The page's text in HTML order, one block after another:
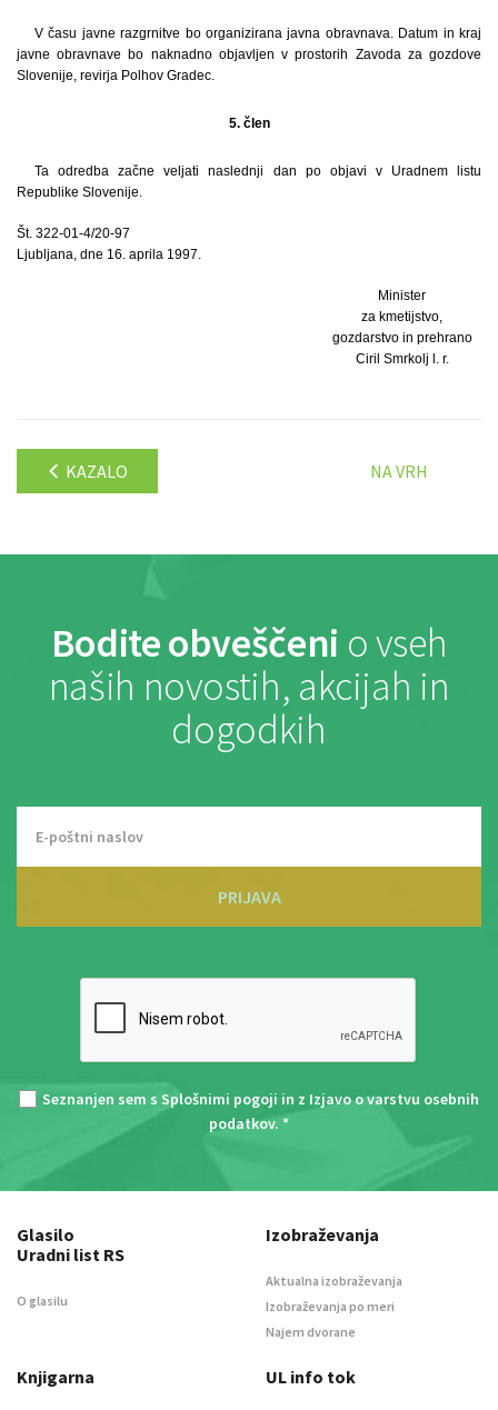
V času javne razgrnitve bo organizirana javna obravnava. Datum in kraj
javne obravnave bo naknadno objavljen v prostorih Zavoda za gozdove
Slovenije, revirja Polhov Gradec.
5. člen
Ta odredba začne veljati naslednji dan po objavi v Uradnem listu
Republike Slovenije.
Št. 322-01-4/20-97
Ljubljana, dne 16. aprila 1997.
Minister
za kmetijstvo,
gozdarstvo in prehrano
Ciril Smrkolj l. r.
KAZALO NA VRH
Bodite obveščeni o vseh
naših novostih, akcijah in
dogodkih
PRIJAVA
Seznanjen sem s Splošnimi pogoji in z Izjavo o varstvu osebnih
podatkov. *
Glasilo
Uradni list RS
O glasilu
Izobraževanja
Aktualna izobraževanja
Izobraževanja po meri
Najem dvorane
Knjigarna UL info tok